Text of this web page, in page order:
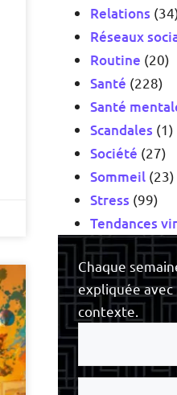
Relations
Réseaux
Routine (20)
Santé (228)
Santé
Scandales (1)
Société (27)
Sommeil (23)
Stress (99)
Tendances
Chaque
expliquée
contexte.
Votre
e-
Votre